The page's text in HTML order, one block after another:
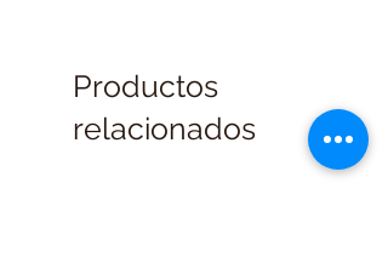
Productos
relacionados